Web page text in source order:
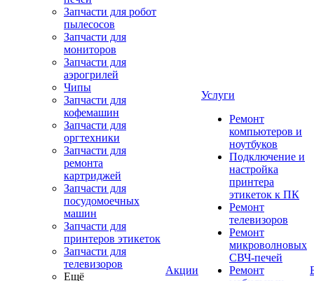
Запчасти для робот
пылесосов
Запчасти для
мониторов
Запчасти для
аэрогрилей
Чипы
Запчасти для
кофемашин
Запчасти для
оргтехники
Запчасти для
ремонта
картриджей
Запчасти для
посудомоечных
машин
Запчасти для
принтеров этикеток
Запчасти для
телевизоров
Ещё
Акции
Услуги
Ремонт
компьютеров и
ноутбуков
Подключение и
настройка
принтера
этикеток к ПК
Ремонт
телевизоров
Ремонт
микроволновых
СВЧ-печей
Ремонт